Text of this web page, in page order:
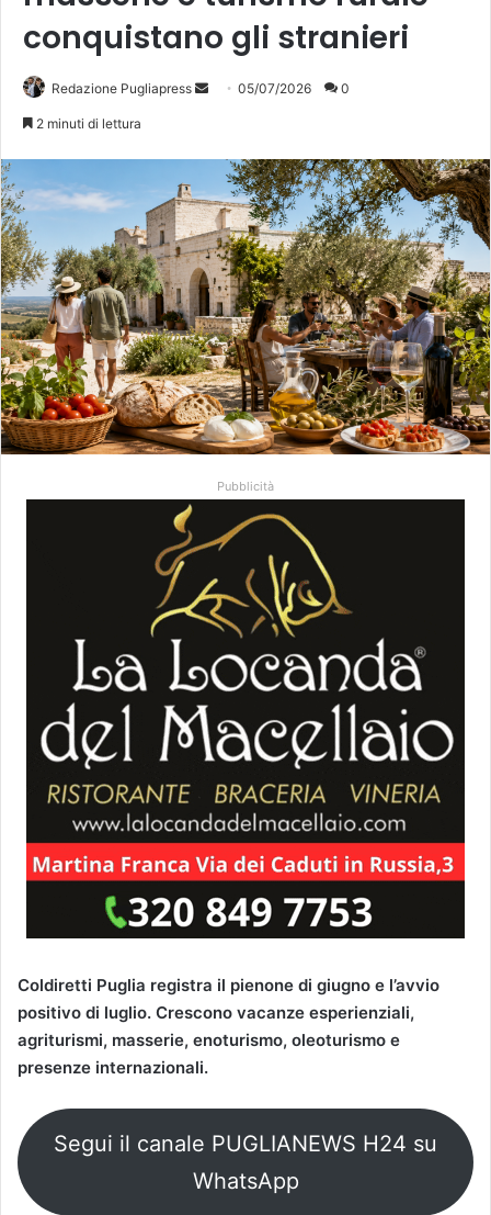
conquistano gli stranieri
Redazione Pugliapress
Invia 05/07/2026 0
2 minuti di lettura
Pubblicità
Coldiretti Puglia registra il pienone di giugno e l’avvio
positivo di luglio. Crescono vacanze esperienziali,
agriturismi, masserie, enoturismo, oleoturismo e
presenze internazionali.
Segui il canale PUGLIANEWS H24 su
WhatsApp